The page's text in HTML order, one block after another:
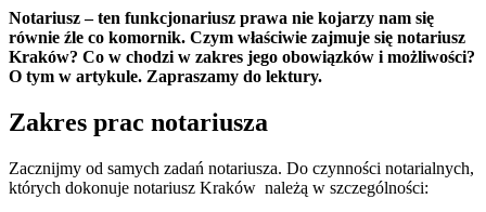
wiąże
się
praca
Notariusz – ten funkcjonariusz prawa nie kojarzy nam się
równie źle co komornik. Czym właściwie zajmuje się notariusz
Kraków? Co w chodzi w zakres jego obowiązków i możliwości?
O tym w artykule. Zapraszamy do lektury.
Zakres prac notariusza
Zacznijmy od samych zadań notariusza. Do czynności notarialnych,
których dokonuje notariusz Kraków należą w szczególności: